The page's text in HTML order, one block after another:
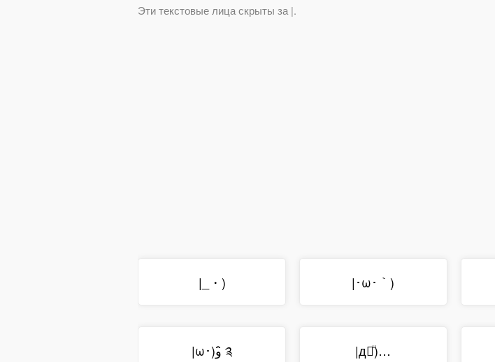
Эти текстовые лица скрыты за |.
|_・) |･ω･｀)
|ω･)و ̑̑༉ |д꒪ͧ)…